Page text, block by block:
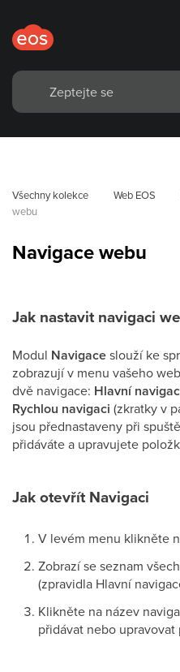
Všechny kolekce Web EOS
webu
Navigace webu
Jak nastavit navigaci
Modul Navigaceslouží ke
zobrazují v menu vašeho
dvě navigace: Hlavní
Rychlou navigaci (zkratky v
jsou přednastaveny při
přidáváte a upravujete
Jak otevřít Navigaci
V levém menu klikněte
Zobrazí se seznam
(zpravidla Hlavní
Klikněte na název
přidávat nebo